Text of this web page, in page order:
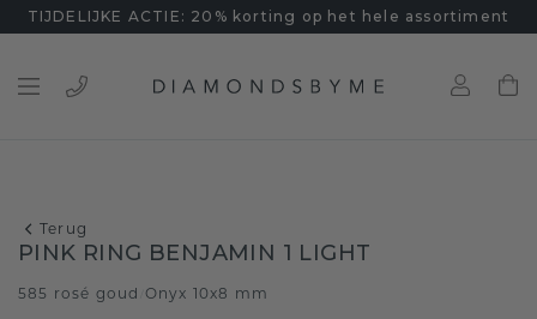
TIJDELIJKE ACTIE: 20% korting op het hele assortiment
Terug
PINK RING BENJAMIN 1 LIGHT
585 rosé goud Onyx 10x8 mm